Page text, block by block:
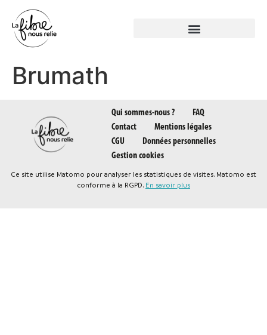
Brumath
Qui sommes-nous ?
FAQ
Contact
Mentions légales
CGU
Données personnelles
Gestion cookies
Ce site utilise Matomo pour analyser les statistiques de visites. Matomo est
conforme à la RGPD. En savoir plus
Panneau de gestion des cookies